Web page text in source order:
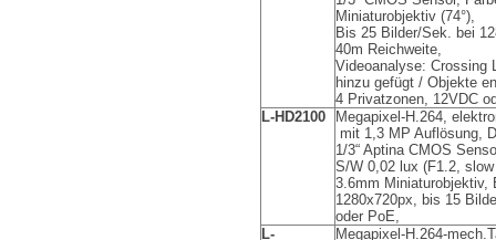
Miniaturobjektiv (74°),
Bis 25 Bilder/Sek. bei
40m Reichweite,
Videoanalyse: Crossing
hinzu gefügt / Objekte
4 Privatzonen, 12VDC
L-HD2100
Megapixel-H.264,
mit 1,3 MP Auflösung,
1/3“ Aptina CMOS
S/W 0,02 lux (F1.2,
3.6mm Miniaturobjektiv,
1280x720px, bis 15
oder PoE,
L-
Megapixel-H.264-